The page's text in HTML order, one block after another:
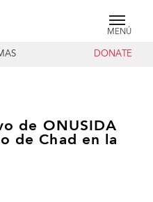
MENÚ
DONATE
de ONUSIDA
de Chad en la